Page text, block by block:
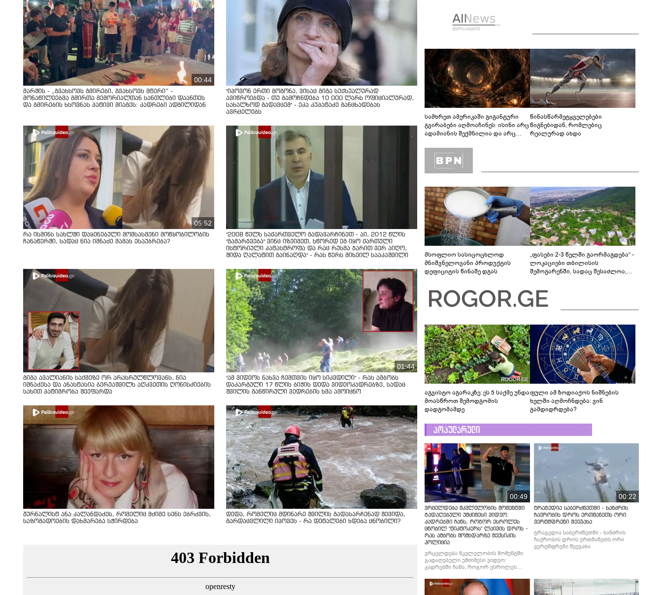
00:44
მარშის - „გვახსოვს გმირები, გვახსოვს მტერი” -
მონაწილეებმა გმირთა მემორიალთან სანთლები დაანთეს
და გმირების ხსოვნას პატივი მიაგეს: კადრები ადგილიდან
"იპოვონ ერთი გოგონა, ვისაც გიგა სექსუალურად
ავიწროებდა - თუ გამოჩნდება 10 000 ლარს ოფიციალურად,
სახალხოდ გადავცემ" - ეკა კუპატაძე განცხადებას
ავრცელებს
05:52
რა ისმინს სახლში დაყენებული მომსასმენი მოწყობილობის
ჩანაწერში, სადაც ნია იმნაძე მამას ესაუბრება?
"2008 წელს საქართველო გადავარჩინეთ - აი, 2012 წლის
"გამარჯვება" ვინც იზეიმეთ, სწორედ ეგ იყო ქართული
ისტორიული კატასტროფა და რაც რუსმა ჯარით ვერ აიღო,
შიდა ღალატით გაინაღდა" - რას წერს მიხეილ სააკაშვილი
გიგა ავალიანის საქმეზე ორ არასრულწლოვანს, ნია
იმნაძესა და ანასტასია ბერუაშვილს აღკვეთის ღონისძიების
სახით პატიმრობა შეეფარდა
01:44
"ამ ვიდეოს ნახვა ჩემთვის იყო სიკვდილი" - რას ამბობს
დაკარგული 17 წლის ბიჭის დედა ვიდეოკადრებზე, სადაც
შვილის განწირული ვედრების ხმა ამოიცნო
ჟურნალისტ ანა კალანდაძეს, რომელიც მძიმე სენს ებრძვის,
საზოგადოების დახმარება სჭირდება
დედა, რომელიც მდინარე შვილის გადასარჩენად შევიდა,
გარდაცვლილი იპოვეს - რა დეტალები ხდება ცნობილი?
სამხრეთ ამერიკაში გიგანტური
გვირაბები აღმოაჩინეს: ისინი არც
ადამიანის შექმნილია და არც
ლაბირინთები?
წინასწარმეტყველებები
წიგნებიდან, რომლებიც
რეალურად ახდა
მსოფლიო სასიცოცხლოდ
მნიშვნელოვანი პროდუქტის
დეფიციტის წინაშე დგას
„ფასები 2-3 წელში გაორმაგდება“ -
ლოკაციები თბილისის
შემოგარენში, სადაც შესაძლოა,
აგვისტო აგარაკზე: ეს 5 საქმე უნდა
მოასწროთ შემოდგომის
დადგომამდე
ფული ამ ზოდიაქოს ნიშნების
ხელში აღმოჩნდება: ვინ
გამდიდრდება?
პოპულარული
00:49
ვრცელდება მკვლელობის მომენტში
გადაღებული უმძიმესი ვიდეო:
კადრებში ჩანს, როგორ ესროლეს
ცნობილ "ტიკტოკერს" ლაივის დროს -
რას ამბობს მომხდარზე მექსიკის
პოლიცია
ვრცელდება მკვლელობის მომენტში
გადაღებული უმძიმესი ვიდეო:
კადრებში ჩანს, როგორ ესროლეს
რას ამბობს მომხდარზე მექსიკის
პოლიცია
00:22
ტრაგედია საბერძნეთში - ხანძრის
ჩაქრობის დროს ერთმანეთს ორი
ვერტმფრენი შეეჯახა
ტრაგედია საბერძნეთში - ხანძრის
ჩაქრობის დროს ერთმანეთს ორი
ვერტმფრენი შეეჯახა